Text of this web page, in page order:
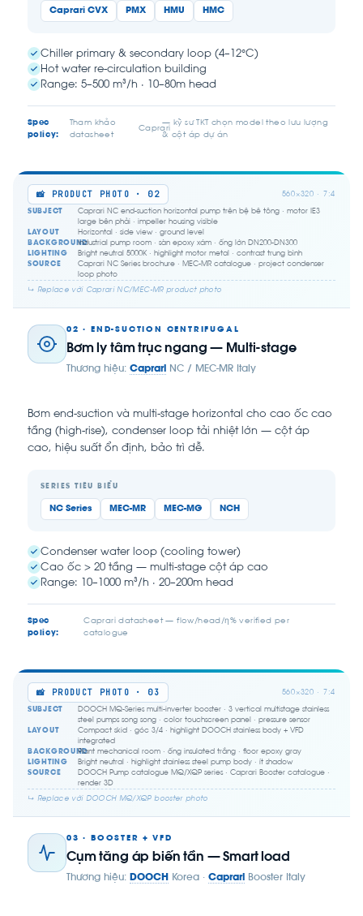
Caprari CVX PMX HMU HMC
Chiller primary & secondary loop (4–12°C)
Hot water re-circulation building
Range: 5–500 m³/h · 10–80m head
Spec
policy:
Tham khảo
datasheet
Caprari
— kỹ sư TKT chọn model theo lưu lượng
& cột áp dự án
📸 PRODUCT PHOTO · 02 560×320 · 7:4
SUBJECT
Caprari NC end-suction horizontal pump trên bệ bê tông · motor IE3
large bên phải · impeller housing visible
LAYOUT
Horizontal · side view · ground level
BACKGROUNDIndustrial pump room · sàn epoxy xám · ống lớn DN200-DN300
LIGHTING
Bright neutral 5000K · highlight motor metal · contrast trung bình
SOURCE
Caprari NC Series brochure · MEC-MR catalogue · project condenser
loop photo
↳ Replace với Caprari NC/MEC-MR product photo
02 · END-SUCTION CENTRIFUGAL
Bơm ly tâm trục ngang — Multi-stage
Thương hiệu: Caprari NC / MEC-MR Italy
Bơm end-suction và multi-stage horizontal cho cao ốc cao
tầng (high-rise), condenser loop tải nhiệt lớn — cột áp
cao, hiệu suất ổn định, bảo trì dễ.
SERIES TIÊU BIỂU
NC Series MEC-MR MEC-MG NCH
Condenser water loop (cooling tower)
Cao ốc > 20 tầng — multi-stage cột áp cao
Range: 10–1000 m³/h · 20–200m head
Spec
policy:
Caprari datasheet — flow/head/η% verified per
catalogue
📸 PRODUCT PHOTO · 03 560×320 · 7:4
SUBJECT
DOOCH MQ-Series multi-inverter booster · 3 vertical multistage stainless
steel pumps song song · color touchscreen panel · pressure sensor
LAYOUT
Compact skid · góc 3/4 · highlight DOOCH stainless body + VFD
integrated
BACKGROUNDPlant mechanical room · ống insulated trắng · floor epoxy gray
LIGHTING
Bright neutral · highlight stainless steel pump body · ít shadow
SOURCE
DOOCH Pump catalogue MQ/XQP series · Caprari Booster catalogue ·
render 3D
↳ Replace với DOOCH MQ/XQP booster photo
03 · BOOSTER + VFD
Cụm tăng áp biến tần — Smart load
Thương hiệu: DOOCH Korea · Caprari Booster Italy